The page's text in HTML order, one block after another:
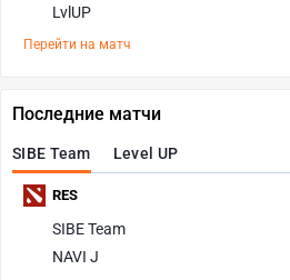
LvlUP
Перейти на матч
Последние матчи
SIBE Team Level UP
SIBE Team
NAVI J
RES